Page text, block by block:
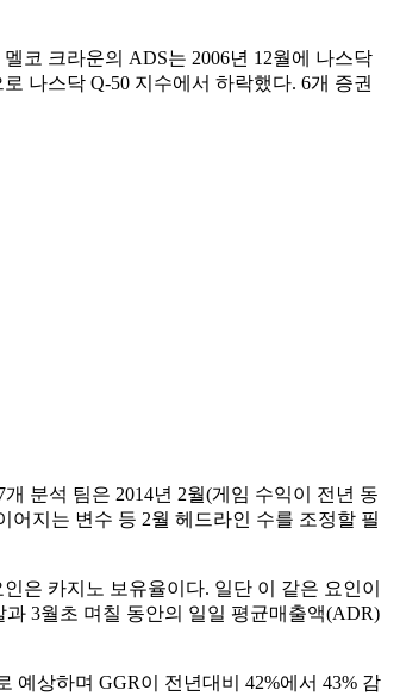
코 크라운의 ADS는 2006년 12월에 나스닥
나스닥 Q-50 지수에서 하락했다. 6개 증권
분석 팀은 2014년 2월(게임 수익이 전년 동
지는 변수 등 2월 헤드라인 수를 조정할 필
은 카지노 보유율이다. 일단 이 같은 요인이
3월초 며칠 동안의 일일 평균매출액(ADR)
예상하며 GGR이 전년대비 42%에서 43% 감